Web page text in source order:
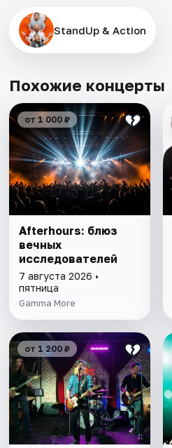
StandUp & Action
Похожие концерты
от 1 000 ₽
Afterhours: блюз
вечных
исследователей
7 августа 2026 •
пятница
Gamma More
от 1 200 ₽